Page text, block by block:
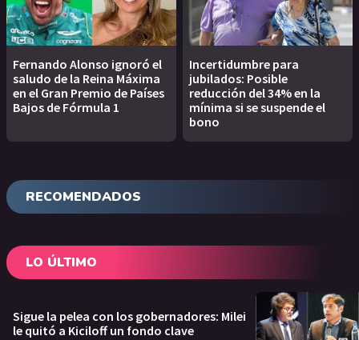
Fernando Alonso ignoró el
saludo de la Reina Máxima
en el Gran Premio de Países
Bajos de Fórmula 1
Incertidumbre para
jubilados: Posible
reducción del 34% en la
mínima si se suspende el
bono
RECOMENDADOS
LO ÚLTIMO
Sigue la pelea con los gobernadores: Milei
le quitó a Kiciloff un fondo clave